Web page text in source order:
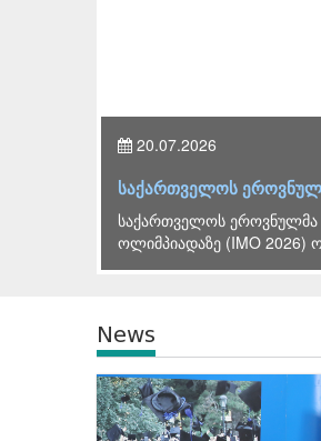
26.06.2026
ლევან
2026 წლის
ჯგუფის სხდომა
News